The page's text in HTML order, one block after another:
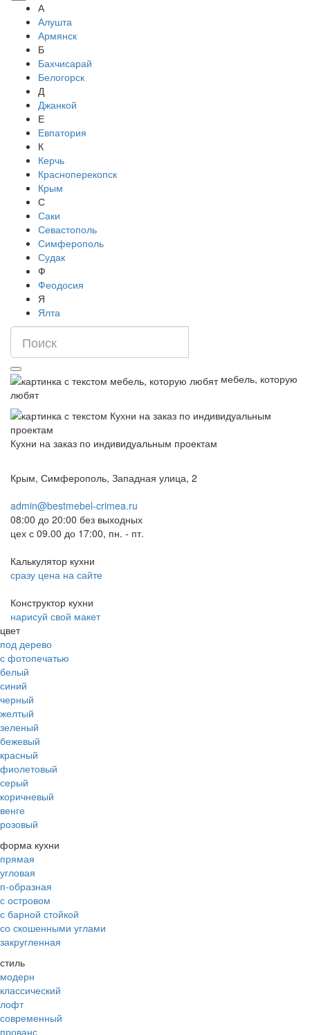
А
Алушта
Армянск
Б
Бахчисарай
Белогорск
Д
Джанкой
Е
Евпатория
К
Керчь
Красноперекопск
Крым
С
Саки
Севастополь
Симферополь
Судак
Ф
Феодосия
Я
Ялта
мебель, которую
любят
Кухни на заказ по индивидуальным проектам
Крым, Симферополь, Западная улица, 2
admin@bestmebel-crimea.ru
08:00 до 20:00 без выходных
цех с 09.00 до 17:00, пн. - пт.
Калькулятор кухни
сразу цена на сайте
Конструктор кухни
нарисуй свой макет
цвет
под дерево
с фотопечатью
белый
синий
черный
желтый
зеленый
бежевый
красный
фиолетовый
серый
коричневый
венге
розовый
форма кухни
прямая
угловая
п-образная
с островом
с барной стойкой
со скошенными углами
закругленная
стиль
модерн
классический
лофт
современный
прованс